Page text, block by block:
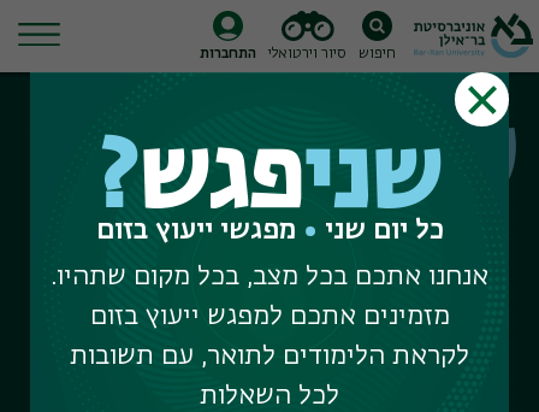
Skip
content
חיפוש סיור וירטואלי התחברות
שניפגש
כל יום שני מפגשי ייעוץ בזום
המפגש הבא ב-20 ביולי
תואר ראשון 11:00-10:00
תארים מתקדמים 12:00-11:00
שניפגש?
כל יום שני מפגשי ייעוץ בזום
אנחנו אתכם בכל מצב, בכל מקום שתהיו.
מזמינים אתכם למפגש ייעוץ בזום
לקראת הלימודים לתואר, עם תשובות
לכל השאלות